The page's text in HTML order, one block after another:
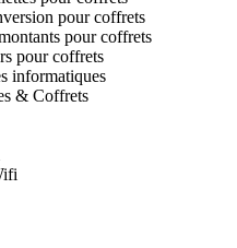
pour coffrets
pour coffrets
pour coffrets
informatiques
& Coffrets